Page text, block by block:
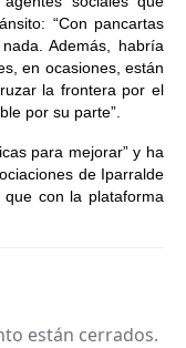
“Con pancartas
Además, habría
en ocasiones, están
la frontera por el
por su parte”.
para mejorar” y ha
de Iparralde
que con la plataforma
están cerrados.